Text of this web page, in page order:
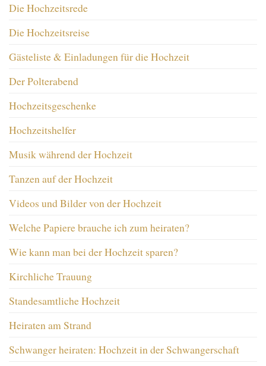
Die Hochzeitsrede
Die Hochzeitsreise
Gästeliste & Einladungen für die Hochzeit
Der Polterabend
Hochzeitsgeschenke
Hochzeitshelfer
Musik während der Hochzeit
Tanzen auf der Hochzeit
Videos und Bilder von der Hochzeit
Welche Papiere brauche ich zum heiraten?
Wie kann man bei der Hochzeit sparen?
Kirchliche Trauung
Standesamtliche Hochzeit
Heiraten am Strand
Schwanger heiraten: Hochzeit in der Schwangerschaft